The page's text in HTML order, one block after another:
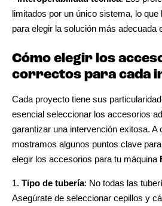
limitados por un único sistema, lo
para elegir la solución más adecuada
Cómo elegir los
correctos para cada
Cada proyecto tiene sus
esencial seleccionar los accesorios
garantizar una intervención exitosa. A
mostramos algunos puntos clave
elegir los accesorios para tu máquina
1. Tipo de tubería: No todas las
Asegúrate de seleccionar cepillos y